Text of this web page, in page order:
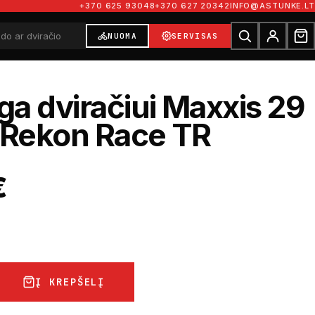
+370 625 93048+370 627 20342INFO@ASTUNKE.LT
NUOMA SERVISAS
dviračiui Maxxis 29
Race TR
Į KREPŠELĮ